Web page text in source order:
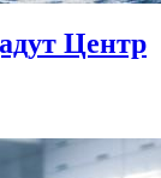
Центр